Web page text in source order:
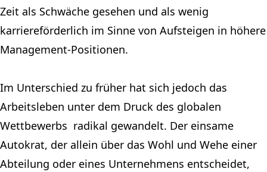
Zeit als Schwäche gesehen und als wenig
karriereförderlich im Sinne von Aufsteigen in höhere
Management-Positionen.
Im Unterschied zu früher hat sich jedoch das
Arbeitsleben unter dem Druck des globalen
Wettbewerbs radikal gewandelt. Der einsame
Autokrat, der allein über das Wohl und Wehe einer
Abteilung oder eines Unternehmens entscheidet,